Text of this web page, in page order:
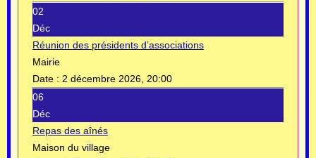
02
Déc
Réunion des présidents d’associations
Mairie
Date : 2 décembre 2026, 20:00
06
Déc
Repas des aînés
Maison du village